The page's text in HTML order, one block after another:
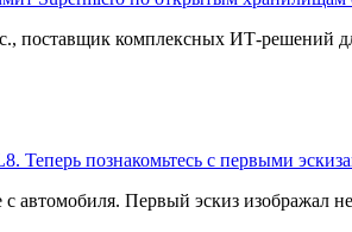
поставщик комплексных ИТ-решений
Теперь познакомьтесь с первыми
с автомобиля. Первый эскиз изображал